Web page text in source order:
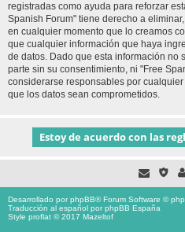
registradas como ayuda para reforzar
Spanish Forum" tiene derecho a
en cualquier momento que lo creamos
que cualquier información que haya
de datos. Dado que esta información no
parte sin su consentimiento, ni "Free
considerarse responsables por
que los datos sean comprometidos.
Desarrollado porphpBB® Forum Software ©
Traducción al español porphpBB España
Style proflat © 2017 Mazeltof